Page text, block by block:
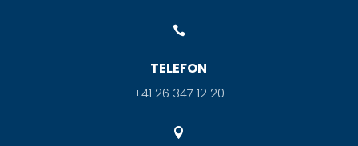

TELEFON
+41 26 347 12 20
